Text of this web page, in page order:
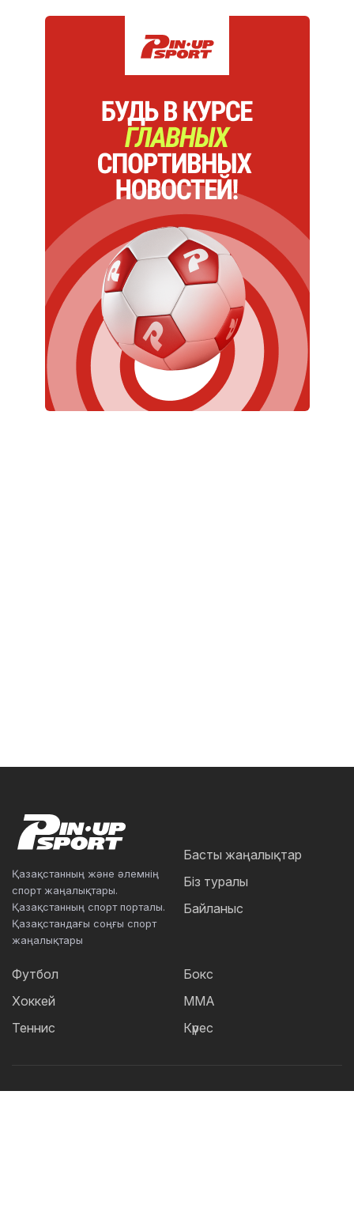
Қазақстанның және әлемнің
спорт жаңалықтары.
Қазақстанның спорт порталы.
Қазақстандағы соңғы спорт
жаңалықтары
Басты жаңалықтар
Біз туралы
Байланыс
Футбол
Хоккей
Теннис
Бокс
ММА
Күрес